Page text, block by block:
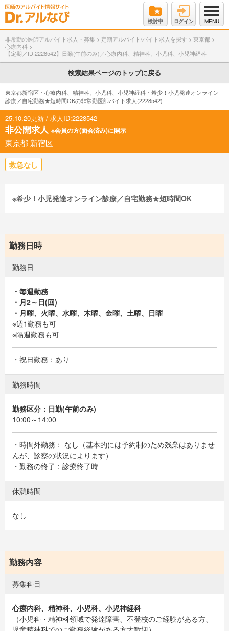
検討中 ログイン MENU
非常勤の医師アルバイト求人・募集 > 定期アルバイト/バイト求人を探す > 東京都 >
心療内科 >
【定期／ID:2228542】日勤(午前のみ)／心療内科、精神科、小児科、小児神経科
検索結果ページのトップに戻る
東京都新宿区・心療内科、精神科、小児科、小児神経科・希少！小児発達オンライン
診療／自宅勤務★短時間OKの非常勤医師バイト求人(2228542)
25.10.20更新 / 求人ID:2228542
非公開求人 ※会員の方(面会済み)に開示
東京都 新宿区
救急なし
※希少！小児発達オンライン診療／自宅勤務★短時間OK
勤務日時
勤務日
・毎週勤務
・月2～日(回)
・月曜、火曜、水曜、木曜、金曜、土曜、日曜
※週1勤務も可
※隔週勤務も可
・祝日勤務：あり
勤務時間
勤務区分：日勤(午前のみ)
10:00～14:00
・時間外勤務： なし（基本的には予約制のため残業はありませ
んが、診察の状況によります）
・勤務の終了：診療終了時
休憩時間
なし
勤務内容
募集科目
心療内科、精神科、小児科、小児神経科
（小児科・精神科領域で発達障害、不登校のご経験がある方、